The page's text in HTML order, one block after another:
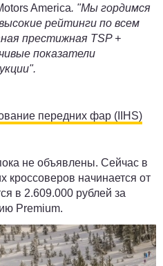
America. "Мы гордимся
рейтинги по всем
престижная TSP +
показатели
передних фар (IIHS)
не объявлены. Сейчас в
кроссоверов начинается от
в 2.609.000 рублей за
Premium.